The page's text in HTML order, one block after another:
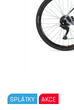
SPLÁTKY AKCE